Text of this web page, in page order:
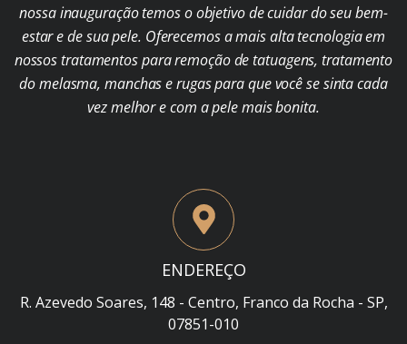
nossa inauguração temos o objetivo de cuidar do seu bem-
estar e de sua pele. Oferecemos a mais alta tecnologia em
nossos tratamentos para remoção de tatuagens, tratamento
do melasma, manchas e rugas para que você se sinta cada
vez melhor e com a pele mais bonita.
ENDEREÇO
R. Azevedo Soares, 148 - Centro, Franco da Rocha - SP,
07851-010